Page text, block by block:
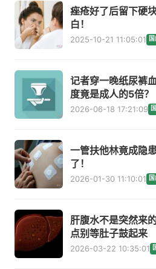
痤疮好了后留下硬
白！
2025-10-21 11:05:01
记者穿一晚纸尿裤
度竟是成人的5倍？
2026-06-18 17:21:09
一管扶他林竟成隐
了！
2026-01-30 11:10:01
肝腹水不是突然来
点别等肚子鼓起来
2026-03-22 10:35:01